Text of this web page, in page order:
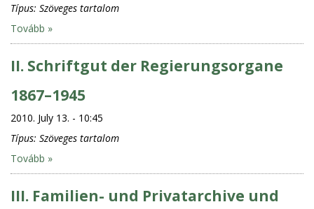
Típus: Szöveges tartalom
Tovább »
II. Schriftgut der Regierungsorgane
1867–1945
2010. July 13. - 10:45
Típus: Szöveges tartalom
Tovább »
III. Familien- und Privatarchive und